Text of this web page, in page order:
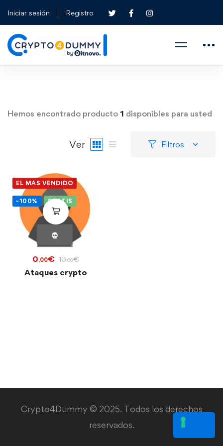
Iniciar sesión Registro
Hemos encontrado producto 1 disponibles para usted
Ver Filtros
EL MÁS VENDIDO
-100% GRATIS
0,00€ 10,00€
Ataques crypto
Crypto4Dummy © 2025. Todos los derechos
reservados.